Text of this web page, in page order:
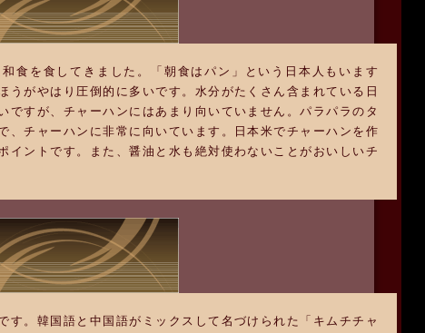
食を食してきました。「朝食はパン」という日本人もいます
うがやはり圧倒的に多いです。水分がたくさん含まれている日
ですが、チャーハンにはあまり向いていません。パラパラのタ
、チャーハンに非常に向いています。日本米でチャーハンを作
イントです。また、醤油と水も絶対使わないことがおいしいチ
す。韓国語と中国語がミックスして名づけられた「キムチチャ